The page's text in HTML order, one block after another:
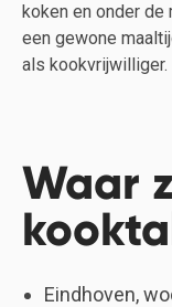
koken en onder de
een gewone
als kookvrijwilliger.
Waar
Eindhoven,